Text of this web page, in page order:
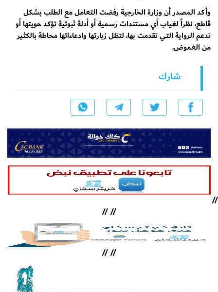
وأكد المصدر أن وزارة الخارجية رفضت التعامل مع الطلب بشكل
قاطع، نظراً لغياب أي مستندات رسمية أو أدلة ثبوتية تؤكد هويتها أو
تدعم الرواية التي تقدمت بها، لتظل زيارتها وادعاءاتها محاطة بالكثير
من الغموض.
شارك
//
//
//
//
//